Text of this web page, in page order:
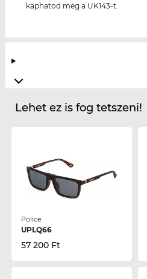
kaphatod meg a UK143-t.
Lehet ez is fog tetszeni!
Police
UPLQ66
57 200 Ft